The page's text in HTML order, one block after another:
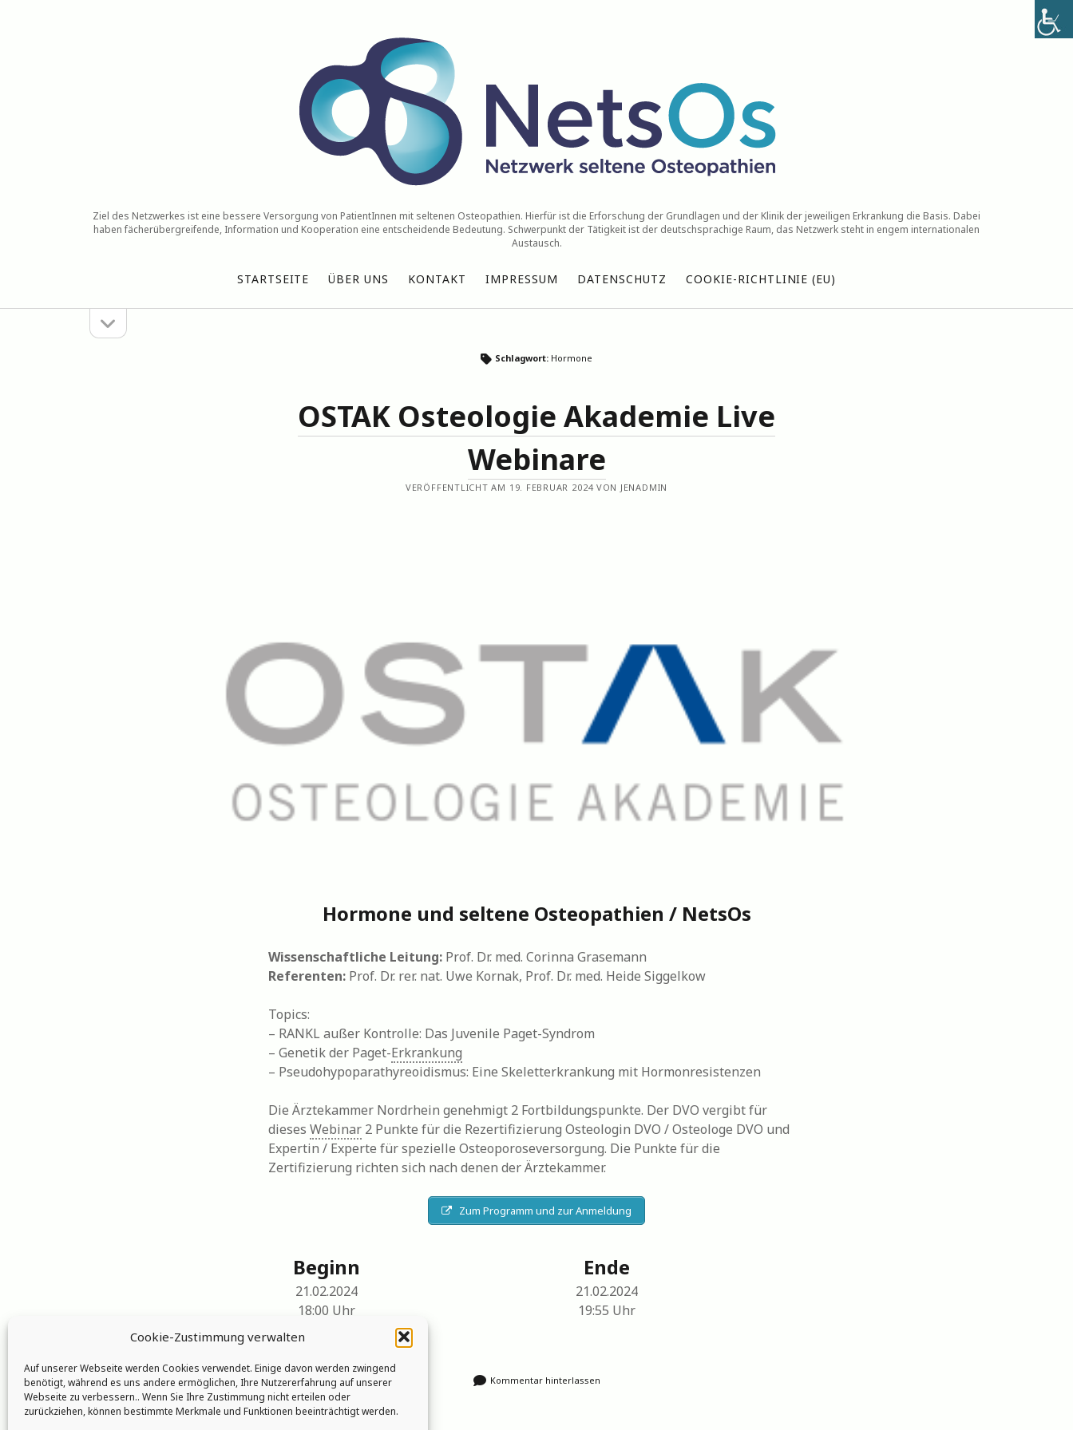
Cookie-Zustimmung verwalten
Auf unserer Webseite werden Cookies verwendet. Einige davon werden zwingend
benötigt, während es uns andere ermöglichen, Ihre Nutzererfahrung auf unserer
Webseite zu verbessern.. Wenn Sie Ihre Zustimmung nicht erteilen oder
zurückziehen, können bestimmte Merkmale und Funktionen beeinträchtigt werden.
Ziel des Netzwerkes ist eine bessere Versorgung von PatientInnen mit seltenen Osteopathien. Hierfür ist die Erforschung der Grundlagen und der Klinik der jeweiligen Erkrankung die Basis. Dabei
haben fächerübergreifende, Information und Kooperation eine entscheidende Bedeutung. Schwerpunkt der Tätigkeit ist der deutschsprachige Raum, das Netzwerk steht in engem internationalen
Austausch.
STARTSEITE ÜBER UNS KONTAKT IMPRESSUM DATENSCHUTZ COOKIE-RICHTLINIE (EU)
öffnen
Neueste Nachrichten
Seltene Erkrankungen des Bewegungsapparates am UKE
(kein Titel)
Thieme Osteologie Preis 2023 für NetsOS
Schlagwort: Hormone
OSTAK Osteologie Akademie Live
Webinare
VERÖFFENTLICHT AM 19. FEBRUAR 2024 VON JENADMIN
Hormone und seltene Osteopathien / NetsOs
Wissenschaftliche Leitung: Prof. Dr. med. Corinna Grasemann
Referenten: Prof. Dr. rer. nat. Uwe Kornak, Prof. Dr. med. Heide Siggelkow
Topics:
– RANKL außer Kontrolle: Das Juvenile Paget-Syndrom
– Genetik der Paget-Erkrankung
– Pseudohypoparathyreoidismus: Eine Skeletterkrankung mit Hormonresistenzen
Die Ärztekammer Nordrhein genehmigt 2 Fortbildungspunkte. Der DVO vergibt für
diesesWebinar 2 Punkte für die Rezertifizierung Osteologin DVO / Osteologe DVO und
Expertin / Experte für spezielle Osteoporoseversorgung. Die Punkte für die
Zertifizierung richten sich nach denen der Ärztekammer.
Zum Programm und zur Anmeldung
Beginn
21.02.2024
18:00 Uhr
Ende
21.02.2024
19:55 Uhr
Kommentar hinterlassen